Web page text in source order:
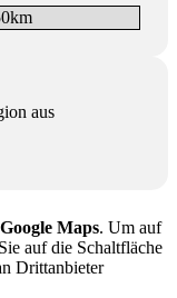
aus
Google Maps. Um auf
auf die Schaltfläche
Drittanbieter